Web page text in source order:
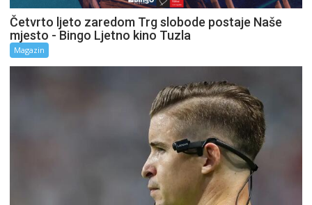
Četvrto ljeto zaredom Trg slobode postaje Naše
mjesto - Bingo Ljetno kino Tuzla
Magazin